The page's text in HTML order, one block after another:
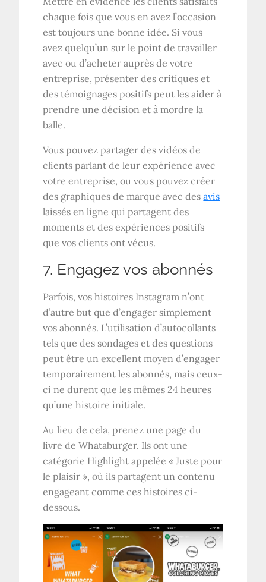
chaque fois que vous en avez l’occasion
est toujours une bonne idée. Si vous
avez quelqu’un sur le point de travailler
avec ou d’acheter auprès de votre
entreprise, présenter des critiques et
des témoignages positifs peut les aider à
prendre une décision et à mordre la
balle.
Vous pouvez partager des vidéos de
clients parlant de leur expérience avec
votre entreprise, ou vous pouvez créer
des graphiques de marque avec desavis
laissés en ligne qui partagent des
moments et des expériences positifs
que vos clients ont vécus.
7. Engagez vos abonnés
Parfois, vos histoires Instagram n’ont
d’autre but que d’engager simplement
vos abonnés. L’utilisation d’autocollants
tels que des sondages et des questions
peut être un excellent moyen d’engager
temporairement les abonnés, mais ceux-
ci ne durent que les mêmes 24 heures
qu’une histoire initiale.
Au lieu de cela, prenez une page du
livre de Whataburger. Ils ont une
catégorie Highlight appelée « Juste pour
le plaisir », où ils partagent un contenu
engageant comme ces histoires ci-
dessous.